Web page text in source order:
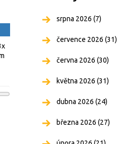
srpna 2026 (7)
července 2026 (31)
června 2026 (30)
května 2026 (31)
dubna 2026 (24)
března 2026 (27)